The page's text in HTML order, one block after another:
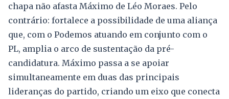
chapa não afasta Máximo de Léo Moraes. Pelo
contrário: fortalece a possibilidade de uma aliança
que, com o Podemos atuando em conjunto com o
PL, amplia o arco de sustentação da pré-
candidatura. Máximo passa a se apoiar
simultaneamente em duas das principais
lideranças do partido, criando um eixo que conecta